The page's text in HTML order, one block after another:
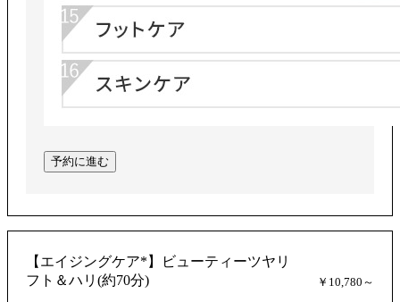
予約に進む
【エイジングケア*】ビューティーツヤリ
フト＆ハリ(約70分)
￥10,780～